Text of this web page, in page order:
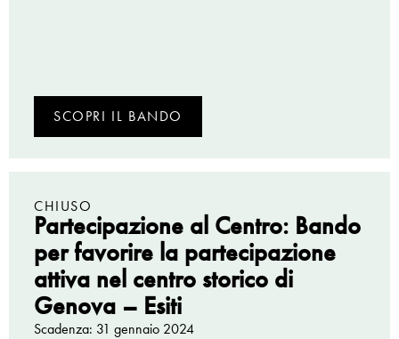
SCOPRI IL BANDO
CHIUSO
Partecipazione al Centro: Bando
per favorire la partecipazione
attiva nel centro storico di
Genova – Esiti
Scadenza: 31 gennaio 2024